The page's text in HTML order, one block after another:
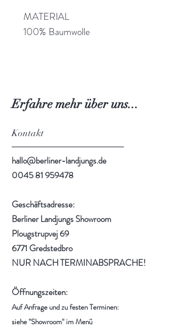
MATERIAL
100% Baumwolle
Erfahre mehr über uns...
Kontakt
hallo@berliner-landjungs.de
0045 81 959478
Geschäftsadresse:
Berliner Landjungs Showroom
Plougstrupvej 69
6771 Gredstedbro
NUR NACH TERMINABSPRACHE!
Öffnungszeiten:
Auf Anfrage und zu festen Terminen:
siehe "Showroom" im Menü